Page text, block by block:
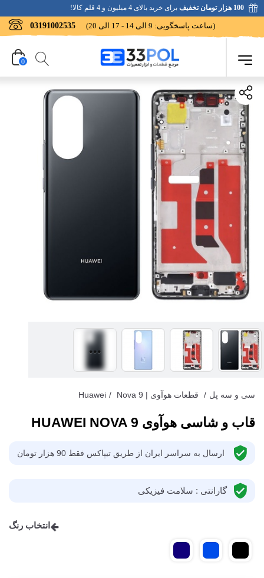
100 هزار تومان تخفیف برای خرید بالای 4 میلیون و 4 قلم کالا!
03191002535 (ساعت پاسخگویی: 9 الی 14 - 17 الی 20)
0
سی و سه پل / قطعات هوآوی | Huawei / Nova 9
قاب و شاسی هوآوی HUAWEI NOVA 9
ارسال به سراسر ایران از طریق تیپاکس فقط 90 هزار تومان
گارانتی : سلامت فیزیکی
انتخاب رنگ